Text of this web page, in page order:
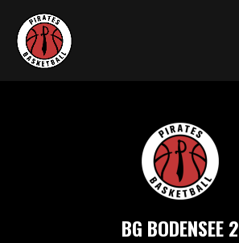
BG BODENSEE 2